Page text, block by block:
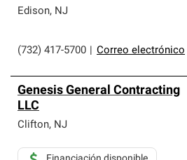
Edison, NJ
(732) 417-5700 Correo electrónico
Genesis General Contracting
LLC
Clifton, NJ